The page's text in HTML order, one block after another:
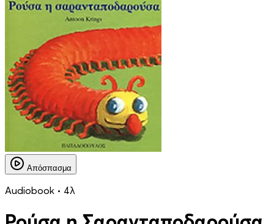
Απόσπασμα
Audiobook • 4λ